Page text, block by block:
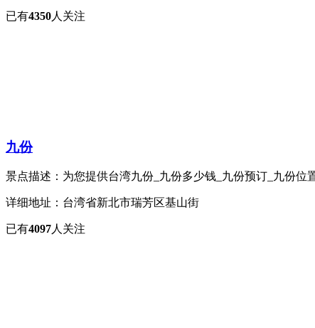
已有4350人关注
九份
景点描述：为您提供台湾九份_九份多少钱_九份预订_九份位
详细地址：台湾省新北市瑞芳区基山街
已有4097人关注